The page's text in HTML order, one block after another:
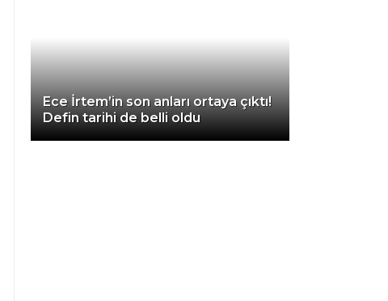
Ece İrtem’in son anları ortaya çıktı!
Defin tarihi de belli oldu